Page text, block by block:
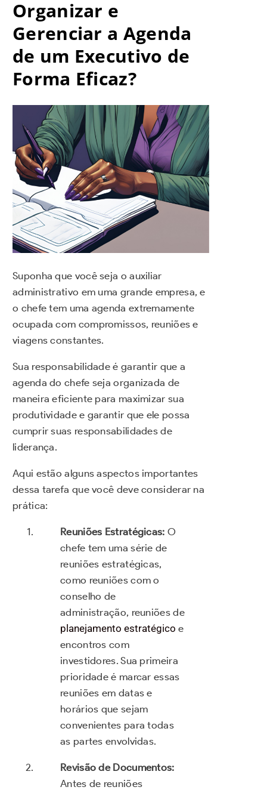
Organizar e
Gerenciar a Agenda
de um Executivo de
Forma Eficaz?
Suponha que você seja o auxiliar
administrativo em uma grande empresa, e
o chefe tem uma agenda extremamente
ocupada com compromissos, reuniões e
viagens constantes.
Sua responsabilidade é garantir que a
agenda do chefe seja organizada de
maneira eficiente para maximizar sua
produtividade e garantir que ele possa
cumprir suas responsabilidades de
liderança.
Aqui estão alguns aspectos importantes
dessa tarefa que você deve considerar na
prática:
Reuniões Estratégicas: O
chefe tem uma série de
reuniões estratégicas,
como reuniões com o
conselho de
administração, reuniões de
planejamento estratégico e
encontros com
investidores. Sua primeira
prioridade é marcar essas
reuniões em datas e
horários que sejam
convenientes para todas
as partes envolvidas.
Revisão de Documentos:
Antes de reuniões